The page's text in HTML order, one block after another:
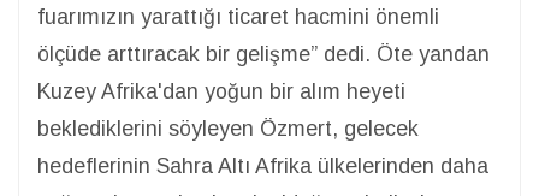
fuarımızın yarattığı ticaret hacmini önemli
ölçüde arttıracak bir gelişme” dedi. Öte yandan
Kuzey Afrika'dan yoğun bir alım heyeti
beklediklerini söyleyen Özmert, gelecek
hedeflerinin Sahra Altı Afrika ülkelerinden daha